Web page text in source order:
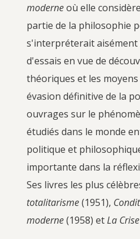
moderneoù elle
partie de la philosophie
s'interpréterait aisément
d'essais en vue de
théoriques et les
évasion définitive de la
ouvrages sur le
étudiés dans le monde
politique et
importante dans la
Ses livres les plus
totalitarisme(1951),
moderne(1958) etLa